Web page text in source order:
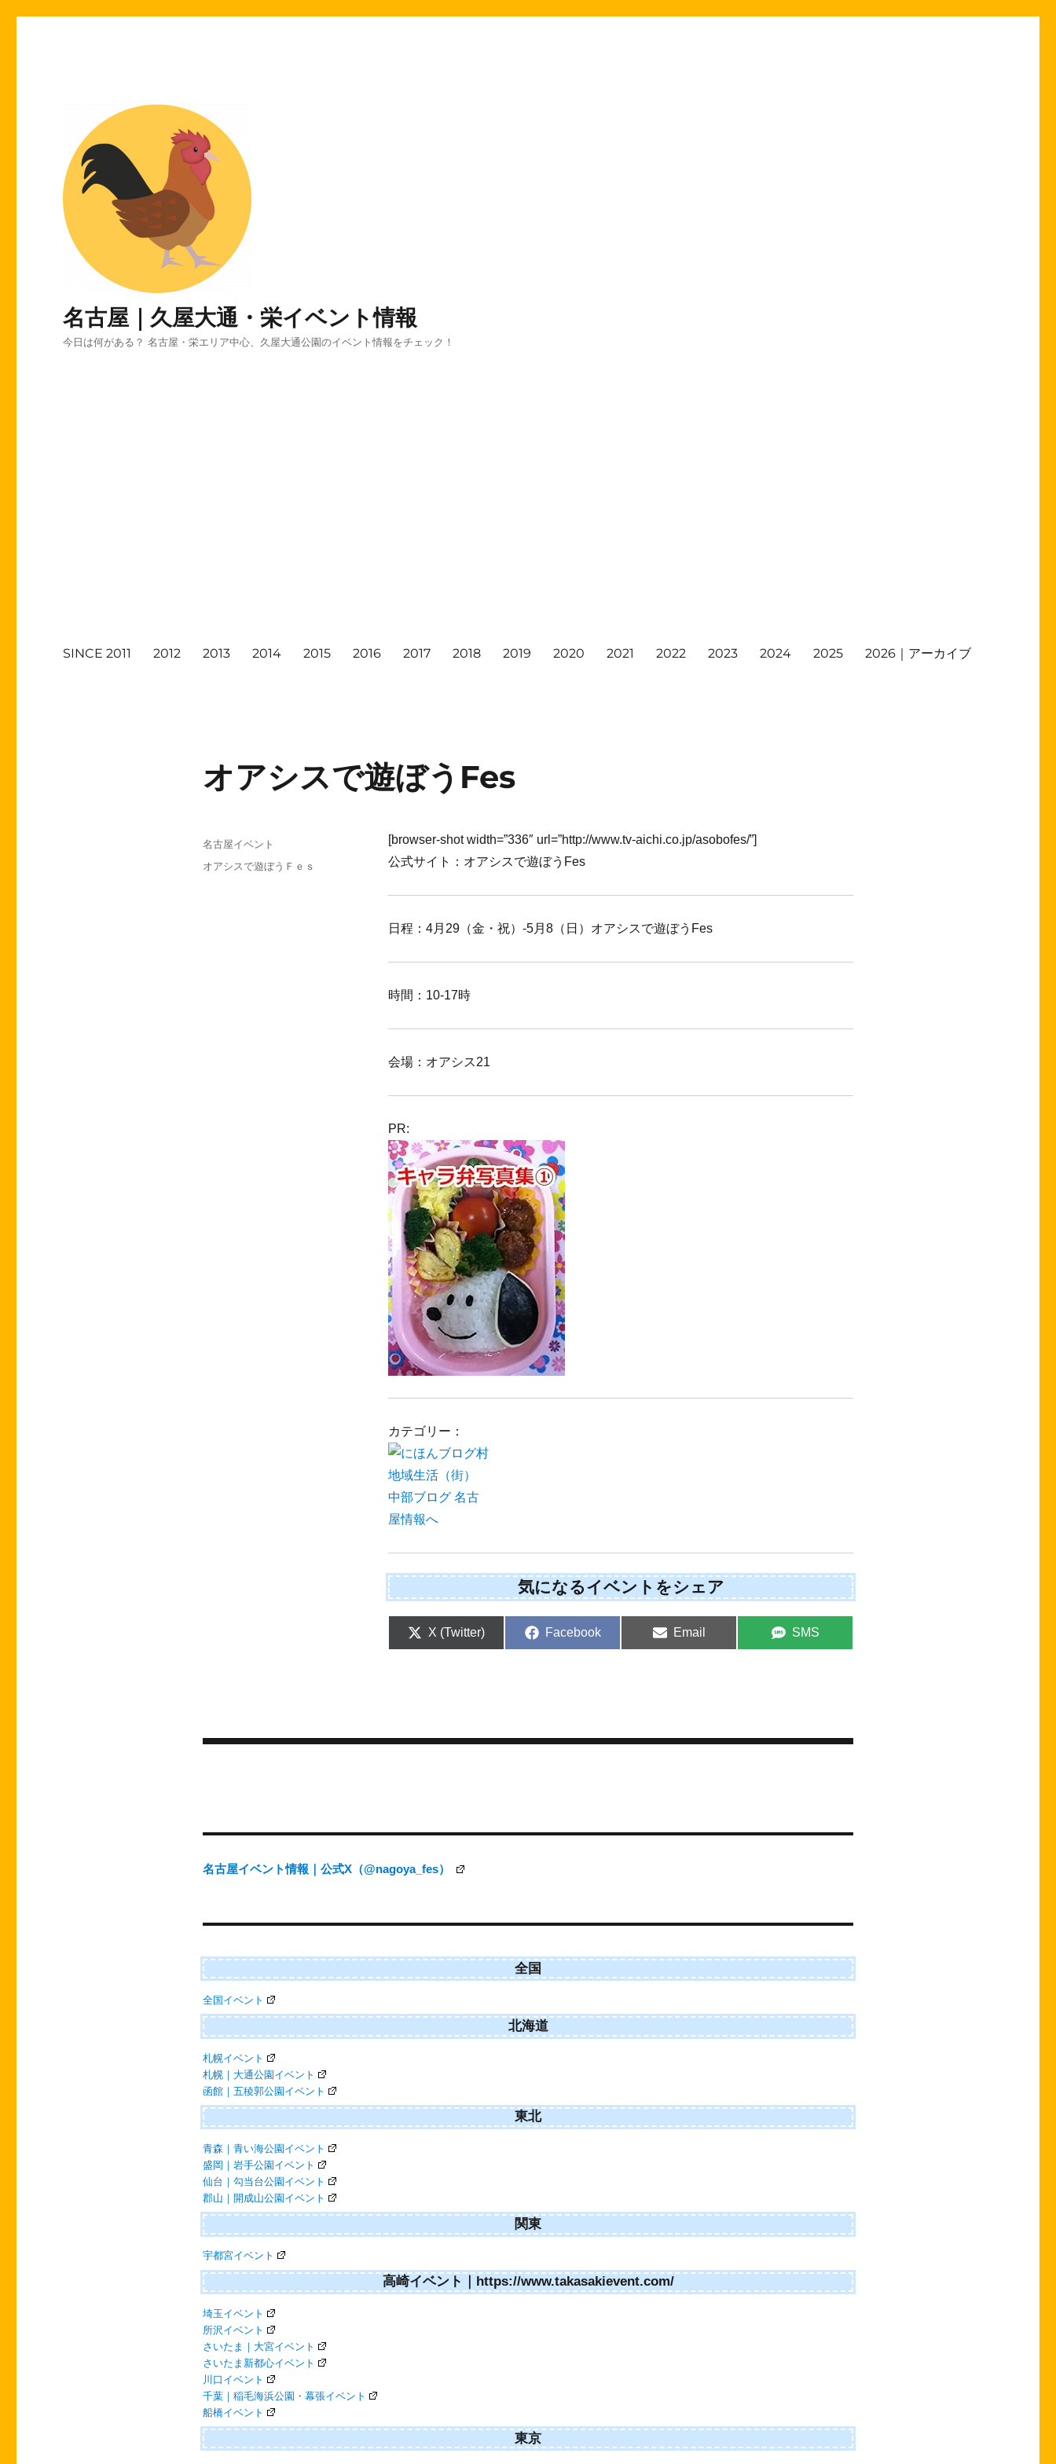
名古屋｜久屋大通・栄イベント情報
今日は何がある？ 名古屋・栄エリア中心、久屋大通公園のイベント情報をチェック！
SINCE 2011 2012 2013 2014 2015 2016 2017 2018 2019 2020 2021 2022 2023 2024 2025 2026｜アーカイブ
オアシスで遊ぼうFes
[browser-shot width=”336″ url=”http://www.tv-aichi.co.jp/asobofes/”]
公式サイト：オアシスで遊ぼうFes
日程：4月29（金・祝）-5月8（日）オアシスで遊ぼうFes
時間：10-17時
会場：オアシス21
PR:
カテゴリー：
気になるイベントをシェア
Share
X (Twitter)
Share
Facebook
Share
Email
Share
SMS
投
日:
カ
名古屋イベント
タ
オアシスで遊ぼうＦｅｓ
ビ
ゲ
シ
ン
名古屋イベント情報｜公式X（@nagoya_fes）
全国
全国イベント
北海道
札幌イベント
札幌｜大通公園イベント
函館｜五稜郭公園イベント
東北
青森｜青い海公園イベント
盛岡｜岩手公園イベント
仙台｜勾当台公園イベント
郡山｜開成山公園イベント
関東
宇都宮イベント
高崎イベント｜https://www.takasakievent.com/
埼玉イベント
所沢イベント
さいたま｜大宮イベント
さいたま新都心イベント
川口イベント
千葉｜稲毛海浜公園・幕張イベント
船橋イベント
東京